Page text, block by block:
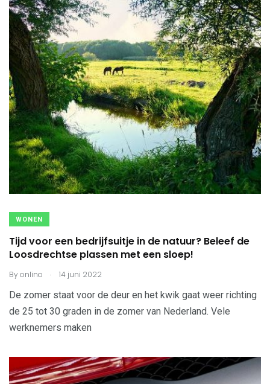
WONEN
Tijd voor een bedrijfsuitje in de natuur? Beleef de
Loosdrechtse plassen met een sloep!
Byonlino . 14 juni 2022
De zomer staat voor de deur en het kwik gaat weer richting
de 25 tot 30 graden in de zomer van Nederland. Vele
werknemers maken